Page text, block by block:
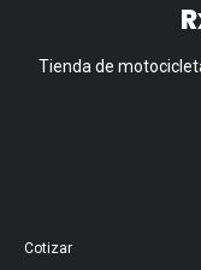
Tienda de
Cotizar